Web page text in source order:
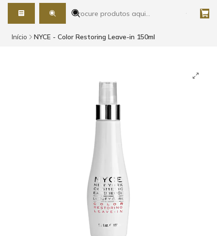
Início NYCE - Color Restoring Leave-in 150ml